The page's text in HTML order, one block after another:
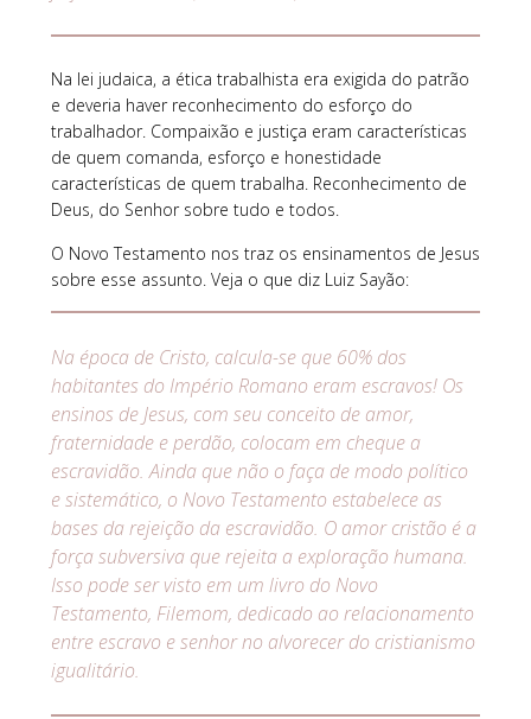
Na lei judaica, a ética trabalhista era exigida do patrão
e deveria haver reconhecimento do esforço do
trabalhador. Compaixão e justiça eram características
de quem comanda, esforço e honestidade
características de quem trabalha. Reconhecimento de
Deus, do Senhor sobre tudo e todos.
O Novo Testamento nos traz os ensinamentos de Jesus
sobre esse assunto. Veja o que diz Luiz Sayão:
Na época de Cristo, calcula-se que 60% dos
habitantes do Império Romano eram escravos! Os
ensinos de Jesus, com seu conceito de amor,
fraternidade e perdão, colocam em cheque a
escravidão. Ainda que não o faça de modo político
e sistemático, o Novo Testamento estabelece as
bases da rejeição da escravidão. O amor cristão é a
força subversiva que rejeita a exploração humana.
Isso pode ser visto em um livro do Novo
Testamento, Filemom, dedicado ao relacionamento
entre escravo e senhor no alvorecer do cristianismo
igualitário.